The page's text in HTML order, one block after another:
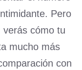
Pero
verás cómo tu
mucho más
con